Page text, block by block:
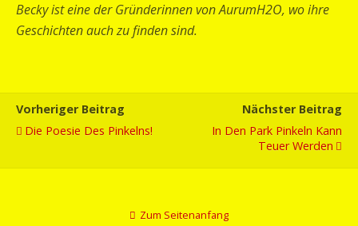
Becky ist eine der Gründerinnen von AurumH2O, wo ihre
Geschichten auch zu finden sind.
Vorheriger Beitrag
Die Poesie Des Pinkelns!
Nächster Beitrag
In Den Park Pinkeln Kann
Teuer Werden
Zum Seitenanfang